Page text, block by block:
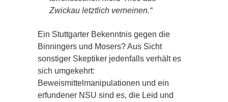
Zwickau letztlich verneinen.“
Ein Stuttgarter Bekenntnis gegen die
Binningers und Mosers? Aus Sicht
sonstiger Skeptiker jedenfalls verhält es
sich umgekehrt:
Beweismittelmanipulationen und ein
erfundener NSU sind es, die Leid und